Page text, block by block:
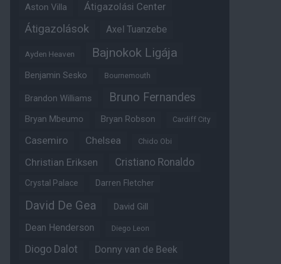
Aston Villa Átigazolási Center
Átigazolások Axel Tuanzebe
Ayden Heaven Bajnokok Ligája
Benjamin Sesko Bournemouth
Brandon Williams Bruno Fernandes
Bryan Mbeumo Bryan Robson Cardiff City
Casemiro Chelsea Chido Obi
Christian Eriksen Cristiano Ronaldo
Crystal Palace Darren Fletcher
David De Gea David Gill
Dean Henderson Diego Leon
Diogo Dalot Donny van de Beek